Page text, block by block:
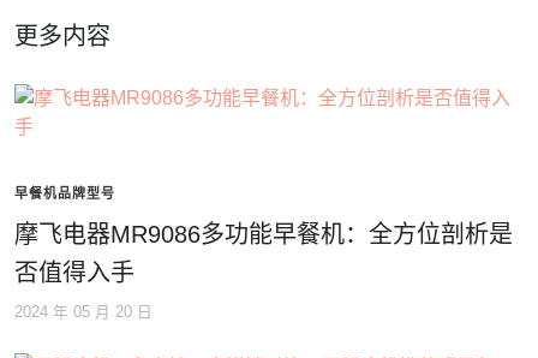
更多内容
早餐机品牌型号
摩飞电器MR9086多功能早餐机：全方位剖析是
否值得入手
2024 年 05 月 20 日